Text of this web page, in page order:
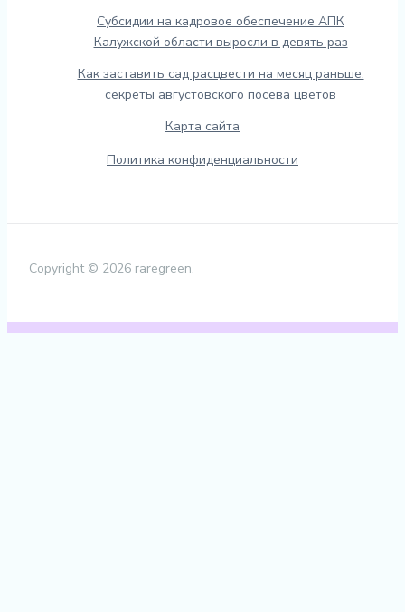
Субсидии на кадровое обеспечение АПК
Калужской области выросли в девять раз
Как заставить сад расцвести на месяц раньше:
секреты августовского посева цветов
Карта сайта
Политика конфиденциальности
Copyright © 2026 raregreen.